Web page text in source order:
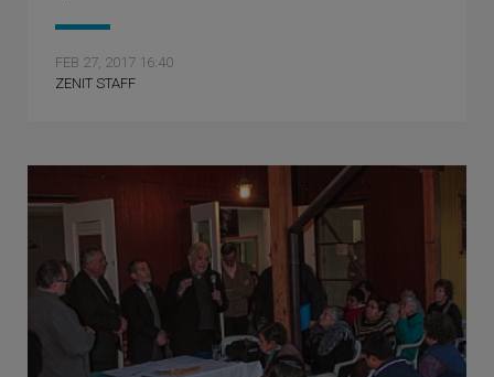
FEB 27, 2017 16:40
ZENIT STAFF